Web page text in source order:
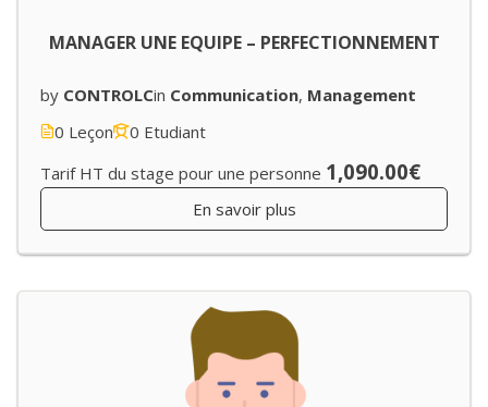
MANAGER UNE EQUIPE – PERFECTIONNEMENT
by CONTROLCin Communication, Management
0 Leçon
0 Etudiant
Tarif HT du stage pour une personne 1,090.00€
En savoir plus